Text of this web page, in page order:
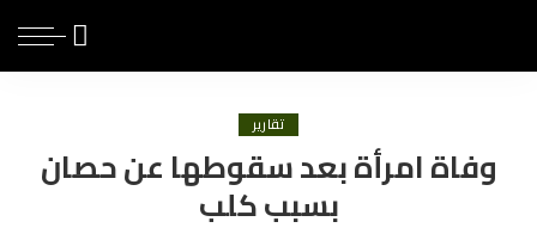
تقارير
وفاة امرأة بعد سقوطها عن حصان
بسبب كلب